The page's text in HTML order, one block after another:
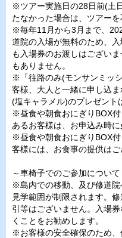
※ツアー実施日の28日前(土
たなかった場合は、ツアーを
※毎年11月から3月まで、
道院の入場が無料のため、
も入場券のお渡しはござい
もありません。
※「往路のみ(モンサンミッ
客様、大人と一緒に申し込
(塩キャラメル)のプレゼント
※昼食や朝食おにぎりBOX
あるお客様は、お申込み時に
※昼食や朝食おにぎりBOX
客様には、お食事の提供はご
～車椅子でのご参加について
※島内での移動、及び修道院
見学範囲が制限されます。
引等はございません。入場
くことをお勧めします。
※お客様の安全確保のため